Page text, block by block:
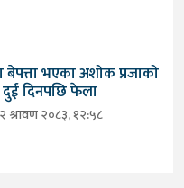
बेपत्ता भएका अशोक प्रजाको
दिनपछि फेला
श्रावण २०८३, १२:५८